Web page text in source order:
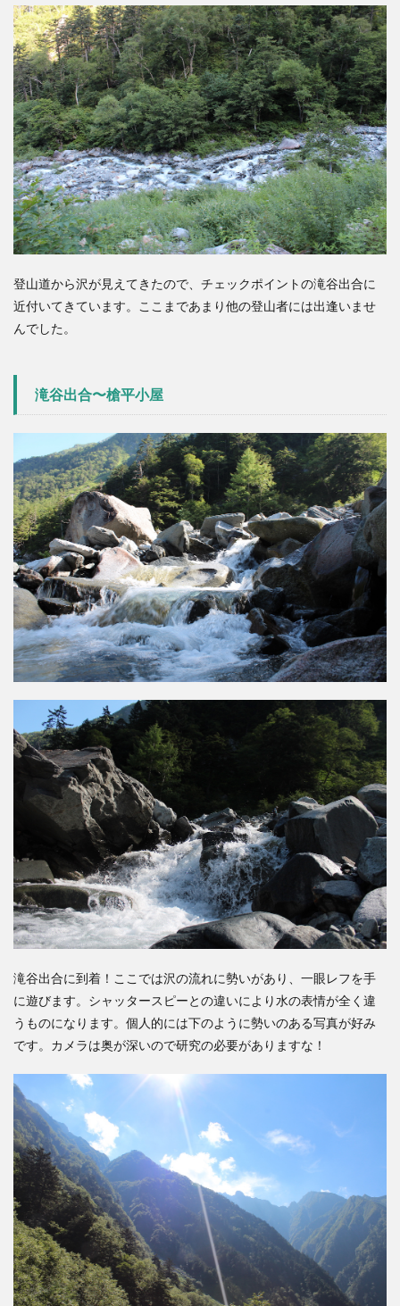
登山道から沢が見えてきたので、チェックポイントの滝谷出合に
近付いてきています。ここまであまり他の登山者には出逢いませ
んでした。
滝谷出合〜槍平小屋
滝谷出合に到着！ここでは沢の流れに勢いがあり、 一眼レフを手
に遊びます。シャッタースピーとの違いにより水の表情が全く違
うものになります。個人的には下のように勢いのある写真が好み
です。カメラは奥が深いので研究の必要がありますな！